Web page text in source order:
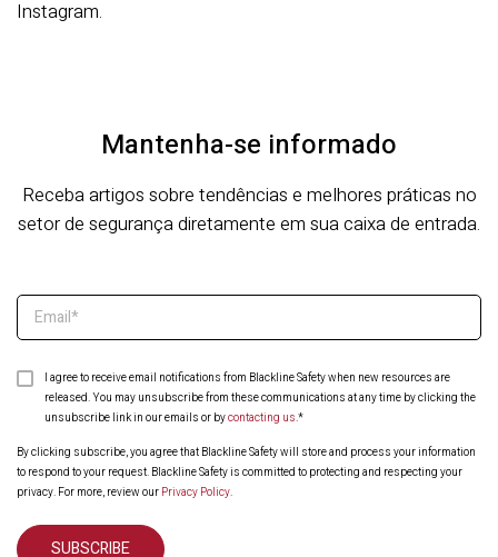
Instagram.
Mantenha-se informado
Receba artigos sobre tendências e melhores práticas no
setor de segurança diretamente em sua caixa de entrada.
I agree to receive email notifications from Blackline Safety when new resources are
released. You may unsubscribe from these communications at any time by clicking the
unsubscribe link in our emails or bycontacting us.*
By clicking subscribe, you agree that Blackline Safety will store and process your information
to respond to your request. Blackline Safety is committed to protecting and respecting your
privacy. For more, review our Privacy Policy.